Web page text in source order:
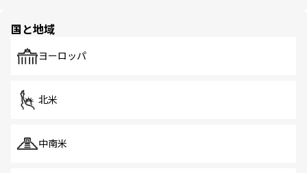
で、ホーカーズは地元の風情を楽しめる外せないスポット
国と地域
ヨーロッパ
北米
中南米